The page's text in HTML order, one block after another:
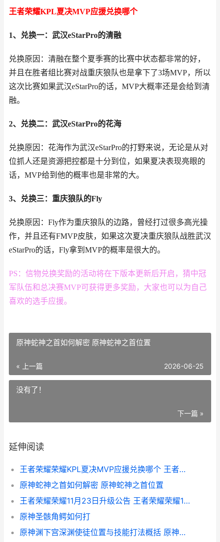
王者荣耀KPL夏决MVP应援兑换哪个
1、兑换一：武汉eStarPro的清融
兑换原因：清融在整个夏季赛的比赛中状态都非常的好，
并且在胜者组比赛对战重庆狼队也是拿下了3场MVP，所以
这次比赛如果武汉eStarPro的话，MVP大概率还是会给到清
融。
2、兑换二：武汉eStarPro的花海
兑换原因：花海作为武汉eStarPro的打野来说，无论是从对
位抓人还是资源把控都是十分到位，如果夏决表现亮眼的
话，MVP给到他的概率也是非常的大。
3、兑换三：重庆狼队的Fly
兑换原因：Fly作为重庆狼队的边路，曾经打过很多高光操
作，并且还有FMVP皮肤，如果这次夏决重庆狼队战胜武汉
eStarPro的话，Fly拿到MVP的概率是很大的。
PS：信物兑换奖励的活动将在下版本更新后开启，猜中冠
军队伍和总决赛MVP可获得更多奖励，大家也可以为自己
喜欢的选手应援。
原神蛇神之首如何解密 原神蛇神之首位置
« 上一篇 2026-06-25
没有了！
下一篇 »
延伸阅读
王者荣耀荣耀KPL夏决MVP应援兑换哪个 王者荣耀荣耀水晶保底多少
原神蛇神之首如何解密 原神蛇神之首位置
王者荣耀荣耀11月23日升级公告 王者荣耀荣耀100段位图片
原神圣骸角鳄如何打
原神渊下宫深渊使徒位置与技能打法概括 原神渊下宫深渊使徒任务